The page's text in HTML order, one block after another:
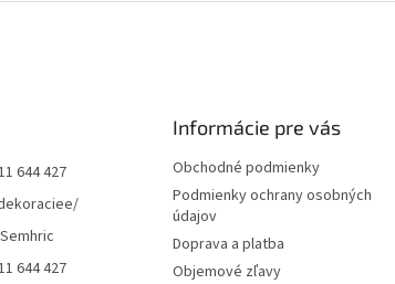
644 427
644 427
Informácie pre vás
Obchodné podmienky
Podmienky ochrany osobných
údajov
Doprava a platba
Objemové zľavy